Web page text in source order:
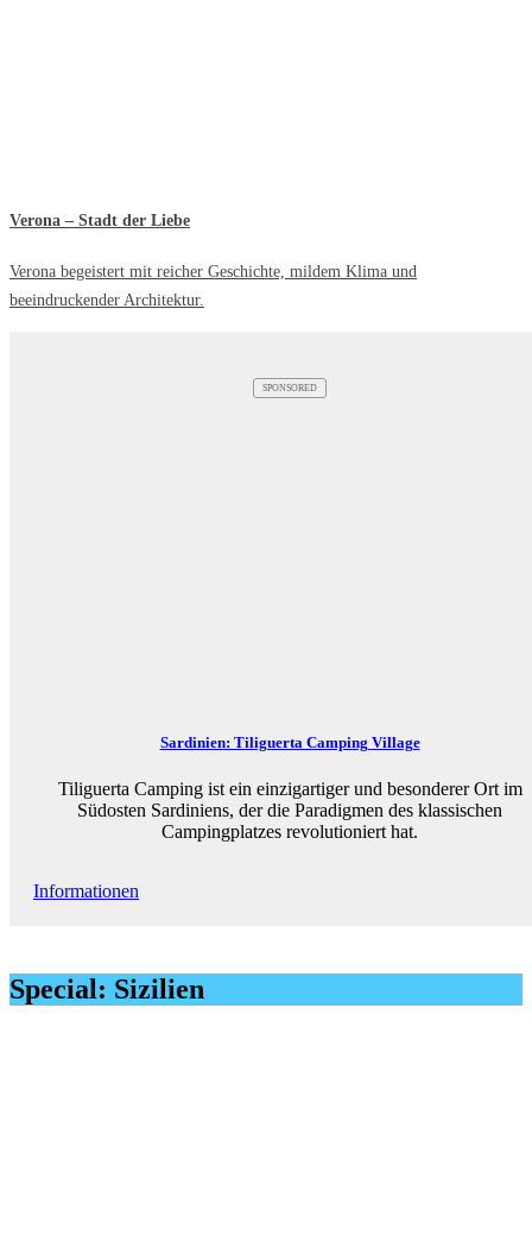
Verona – Stadt der Liebe
Verona begeistert mit reicher Geschichte, mildem Klima und
beeindruckender Architektur.
SPONSORED
Sardinien: Tiliguerta Camping Village
Tiliguerta Camping ist ein einzigartiger und besonderer Ort im
Südosten Sardiniens, der die Paradigmen des klassischen
Campingplatzes revolutioniert hat.
Informationen
Special: Sizilien